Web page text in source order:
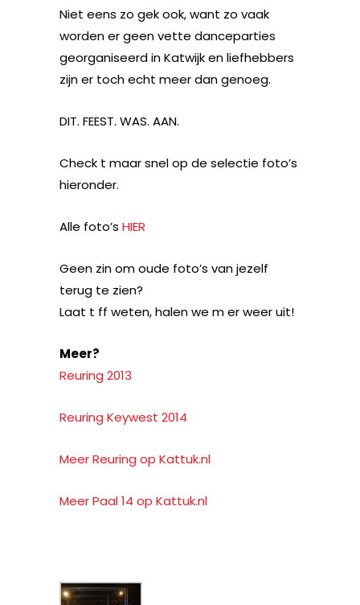
Niet eens zo gek ook, want zo vaak
worden er geen vette danceparties
georganiseerd in Katwijk en liefhebbers
zijn er toch echt meer dan genoeg.
DIT. FEEST. WAS. AAN.
Check t maar snel op de selectie foto’s
hieronder.
Alle foto’s HIER
Geen zin om oude foto’s van jezelf
terug te zien?
Laat t ff weten, halen we m er weer uit!
Meer?
Reuring 2013
Reuring Keywest 2014
Meer Reuring op Kattuk.nl
Meer Paal 14 op Kattuk.nl